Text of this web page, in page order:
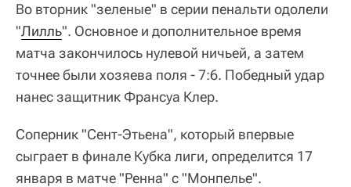
Во вторник "зеленые" в серии пенальти одолели
"Лилль". Основное и дополнительное время
матча закончилось нулевой ничьей, а затем
точнее были хозяева поля - 7:6. Победный удар
нанес защитник Франсуа Клер.
Соперник "Сент-Этьена", который впервые
сыграет в финале Кубка лиги, определится 17
января в матче "Ренна" с "Монпелье".